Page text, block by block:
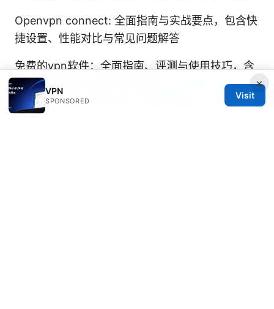
Openvpn connect: 全面指南与实战要点，包含快
捷设置、性能对比与常见问题解答
免费的vpn软件：全面指南、评测与使用技巧，含
高性价比选择与安全注意事项
Getlantern：深入
了解 VPN 使用中的安全、速度与隐私
×
VPN
SPONSORED
Visit